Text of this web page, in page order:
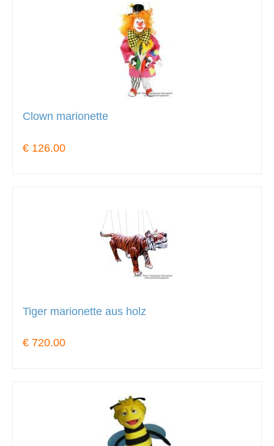
Clown marionette
€ 126.00
Tiger marionette aus holz
€ 720.00